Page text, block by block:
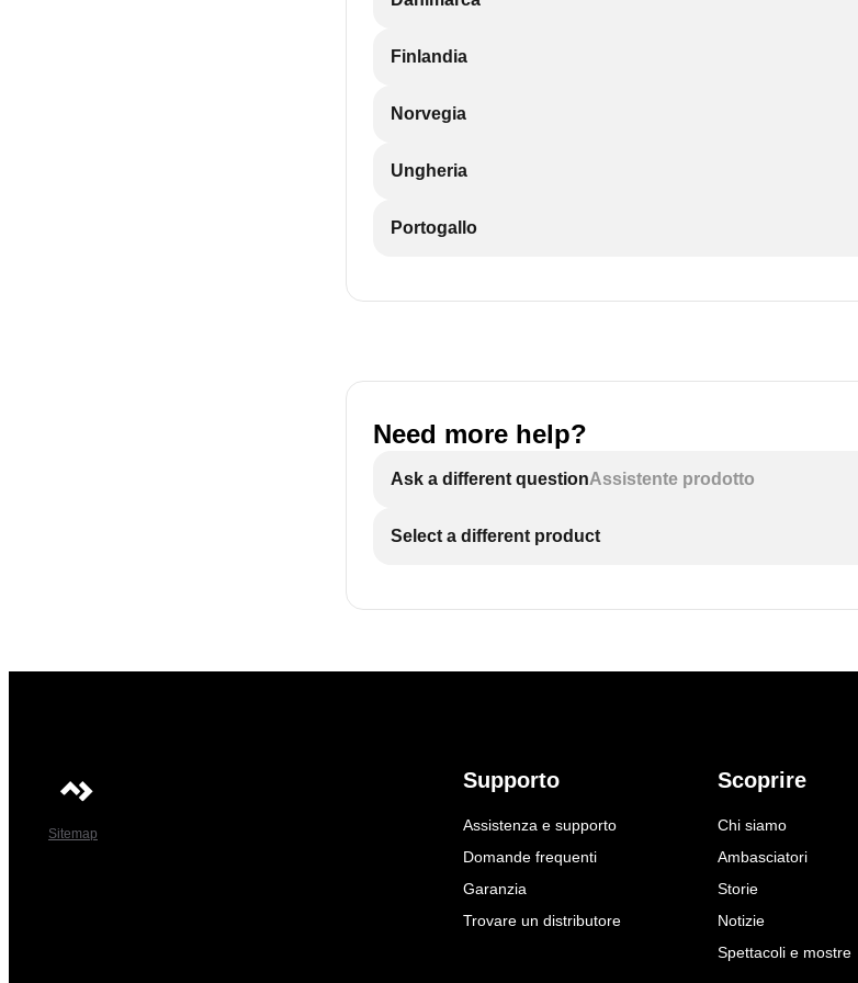
Finlandia
Norvegia
Ungheria
Portogallo
Need more help?
Ask a different questionAssistente prodotto
Select a different product
Sitemap
Supporto
Assistenza e supporto
Domande frequenti
Garanzia
Trovare un distributore
Scoprire
Chi siamo
Ambasciatori
Storie
Notizie
Spettacoli e mostre